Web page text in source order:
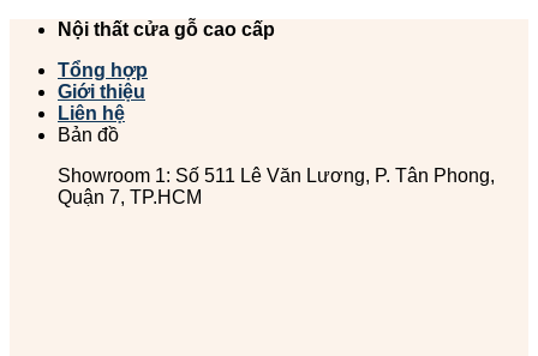
Chuyển
dung
Nội thất cửa gỗ cao cấp
Tổng hợp
Giới thiệu
Liên hệ
Bản đồ
Showroom 1: Số 511 Lê Văn Lương, P. Tân Phong,
Quận 7, TP.HCM